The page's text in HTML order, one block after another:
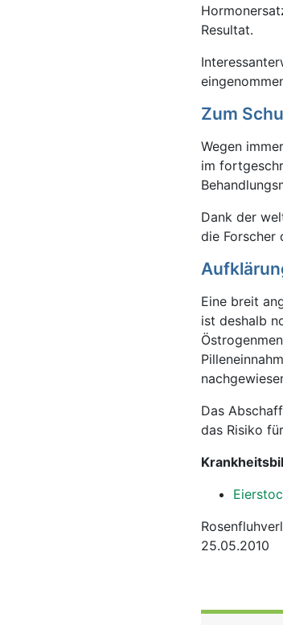
Resultat.
Zum
Wegen
im
Dank der
die Forscher
Eine breit
ist deshalb
Das
das Risiko
25.05.2010